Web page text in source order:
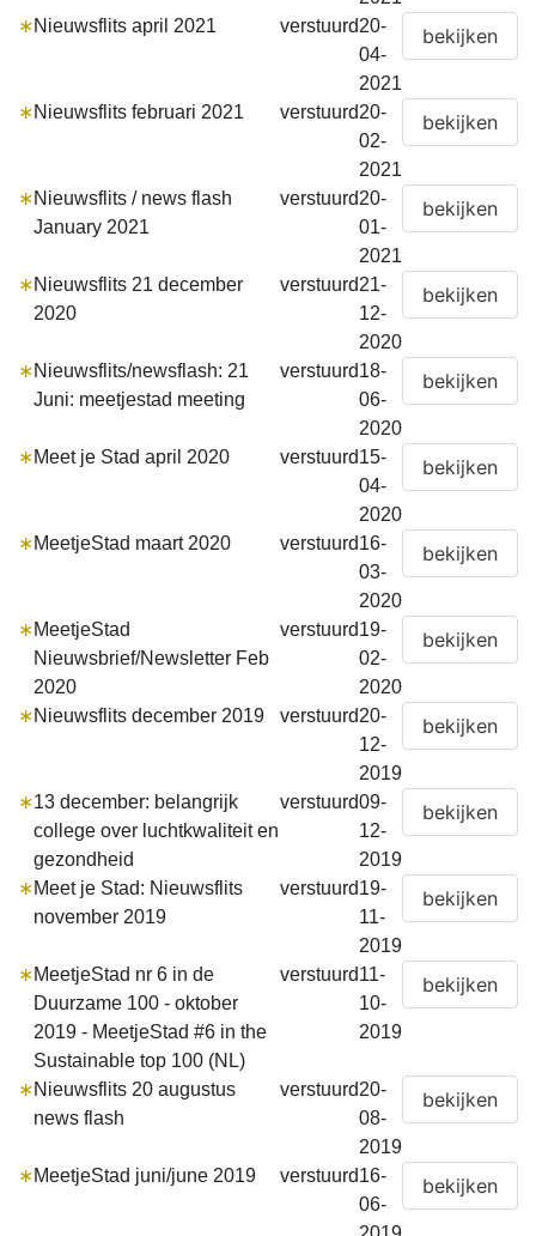
∗Nieuwsflits april 2021 verstuurd20-
04-
2021
∗Nieuwsflits februari 2021 verstuurd20-
02-
2021
∗Nieuwsflits / news flash
January 2021
verstuurd20-
01-
2021
∗Nieuwsflits 21 december
2020
verstuurd21-
12-
2020
∗Nieuwsflits/newsflash: 21
Juni: meetjestad meeting
verstuurd18-
06-
2020
∗Meet je Stad april 2020 verstuurd15-
04-
2020
∗MeetjeStad maart 2020 verstuurd16-
03-
2020
∗MeetjeStad
Nieuwsbrief/Newsletter Feb
2020
verstuurd19-
02-
2020
∗Nieuwsflits december 2019 verstuurd20-
12-
2019
∗13 december: belangrijk
college over luchtkwaliteit en
gezondheid
verstuurd09-
12-
2019
∗Meet je Stad: Nieuwsflits
november 2019
verstuurd19-
11-
2019
∗MeetjeStad nr 6 in de
Duurzame 100 - oktober
2019 - MeetjeStad #6 in the
Sustainable top 100 (NL)
verstuurd11-
10-
2019
∗Nieuwsflits 20 augustus
news flash
verstuurd20-
08-
2019
∗MeetjeStad juni/june 2019 verstuurd16-
06-